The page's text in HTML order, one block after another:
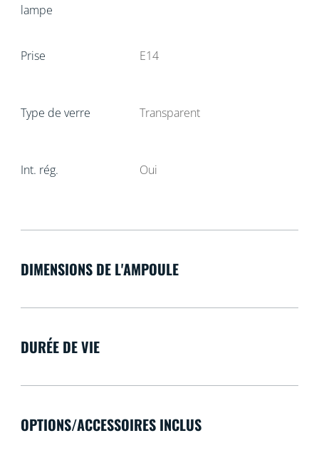
lampe
Prise E14
Type de verre Transparent
Int. rég. Oui
DIMENSIONS DE L'AMPOULE
DURÉE DE VIE
OPTIONS/ACCESSOIRES INCLUS